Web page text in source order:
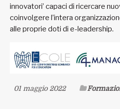
innovatori’ capaci di ricercare
coinvolgere l’intera
alle proprie doti di e-leadership.
01 maggio 2022